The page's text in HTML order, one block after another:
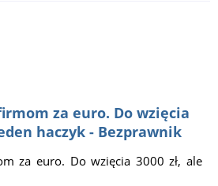
za euro. Do wzięcia
haczyk - Bezprawnik
za euro. Do wzięcia 3000 zł, ale